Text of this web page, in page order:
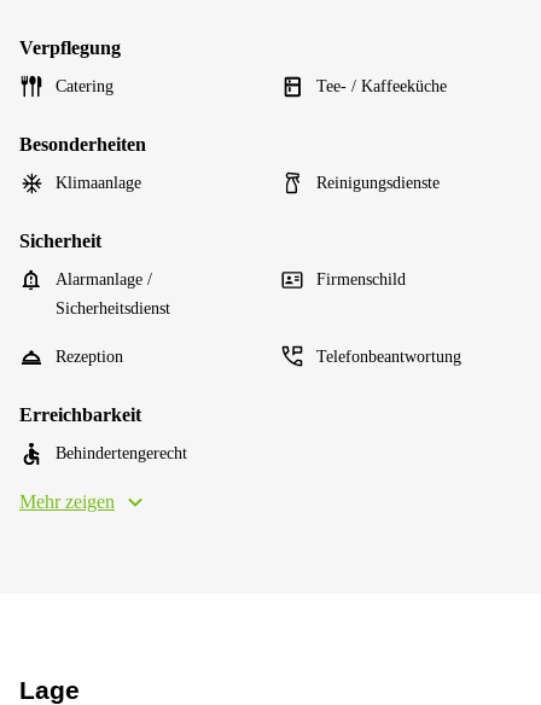
Verpflegung
Catering Tee- / Kaffeeküche
Besonderheiten
Klimaanlage Reinigungsdienste
Sicherheit
Alarmanlage /
Sicherheitsdienst
Firmenschild
Rezeption Telefonbeantwortung
Erreichbarkeit
Behindertengerecht
Mehr zeigen
Lage